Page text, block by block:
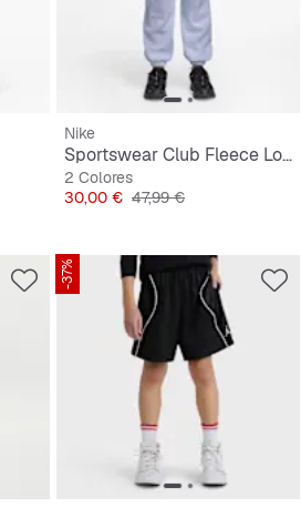
Nike
Sportswear Club Fleece Loose Graphic Pant
2 Colores
Precio
30,00 € Precio original
47,99 €
-37%